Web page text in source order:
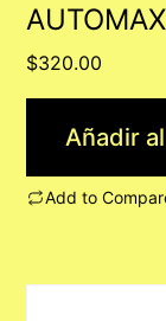
$320.00
Añadir
Add to